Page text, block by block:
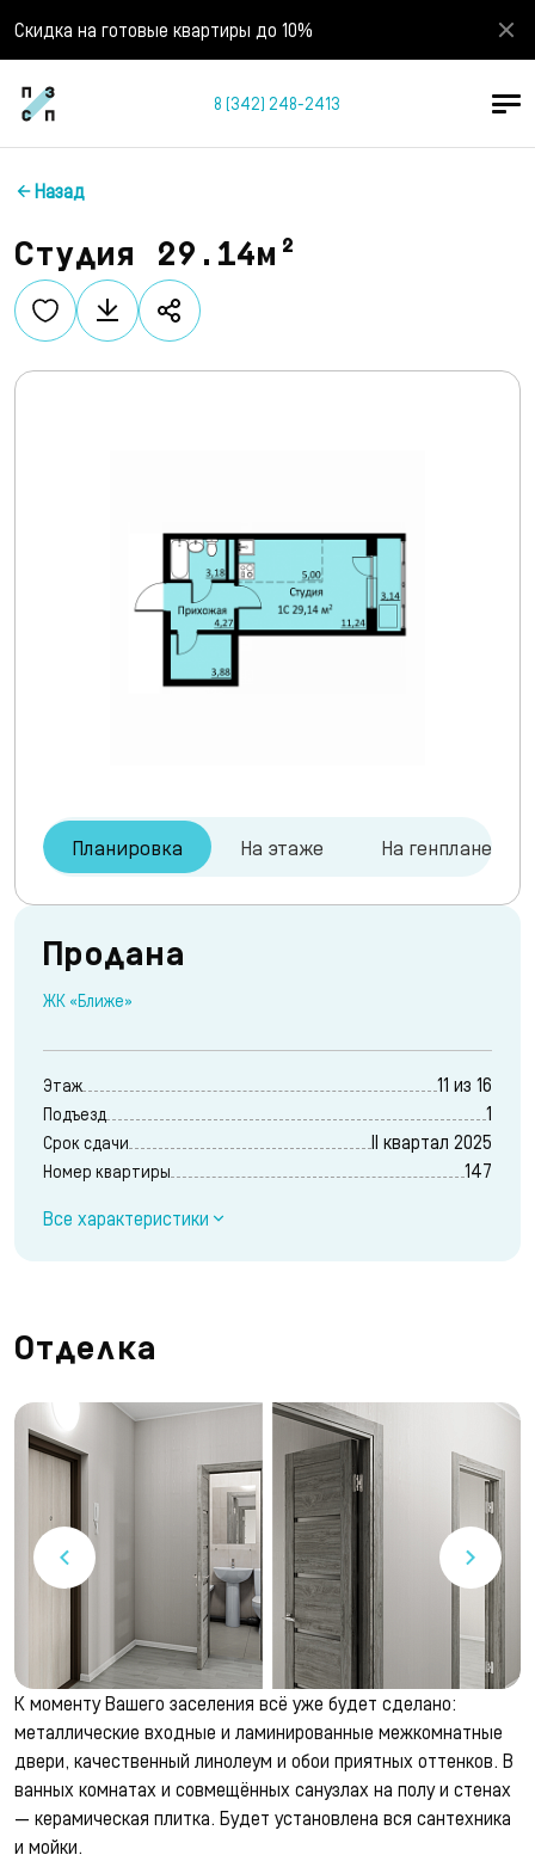
Скидка на готовые квартиры до 10%
8 (342) 248-2413
Назад
Студия 29.14м²
Планировка На этаже На генплане
Продана
ЖК «Ближе»
Этаж 11 из 16
Подъезд 1
Срок сдачи II квартал 2025
Номер квартиры 147
Все характеристики
Отделка
К моменту Вашего заселения всё уже будет сделано:
металлические входные и ламинированные межкомнатные
двери, качественный линолеум и обои приятных оттенков. В
ванных комнатах и совмещённых санузлах на полу и стенах
— керамическая плитка. Будет установлена вся сантехника
и мойки.